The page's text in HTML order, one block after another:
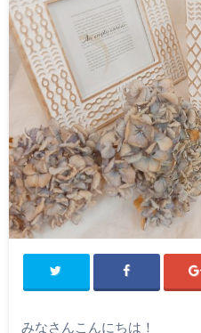
みなさんこんにちは！